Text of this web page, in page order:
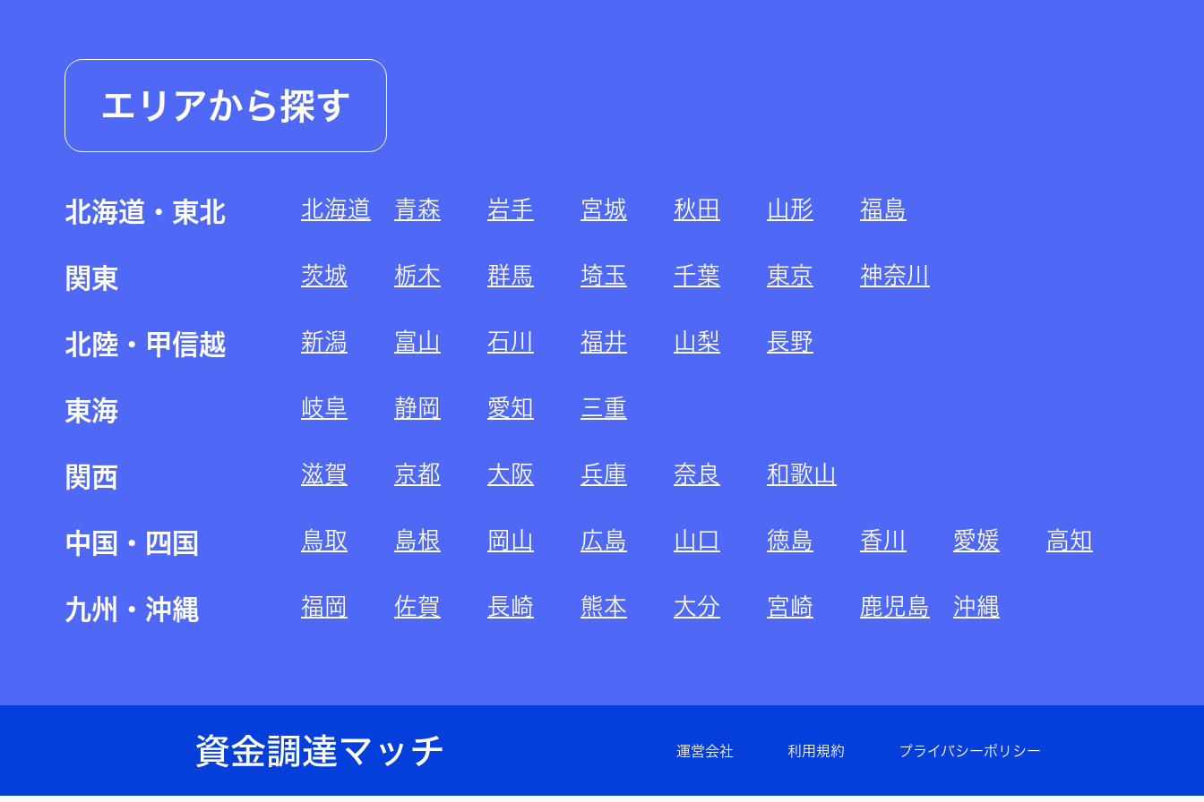
エリアから探す
北海道・東北 北海道 青森 岩手 宮城 秋田 山形 福島
関東 茨城 栃木 群馬 埼玉 千葉 東京 神奈川
北陸・甲信越 新潟 富山 石川 福井 山梨 長野
東海 岐阜 静岡 愛知 三重
関西 滋賀 京都 大阪 兵庫 奈良 和歌山
中国・四国 鳥取 島根 岡山 広島 山口 徳島 香川 愛媛 高知
九州・沖縄 福岡 佐賀 長崎 熊本 大分 宮崎 鹿児島 沖縄
運営会社 利用規約 プライバシーポリシー